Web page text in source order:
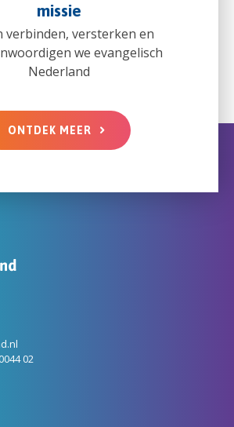
missie
verbinden, versterken en
we evangelisch
Nederland
ONTDEK MEER
02